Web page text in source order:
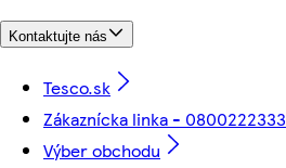
Kontaktujte nás
Tesco.sk
Zákaznícka linka - 0800222333
Výber obchodu